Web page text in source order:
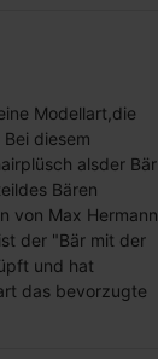
Modellart,die
diesem
alsder Bär
Bären
von Max Hermann
der "Bär mit der
und hat
das bevorzugte